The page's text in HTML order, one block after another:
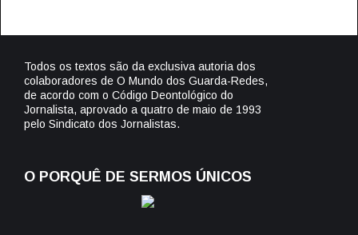
Todos os textos são da exclusiva autoria dos
colaboradores de O Mundo dos Guarda-Redes,
de acordo com o Código Deontológico do
Jornalista, aprovado a quatro de maio de 1993
pelo Sindicato dos Jornalistas.
O PORQUÊ DE SERMOS ÚNICOS